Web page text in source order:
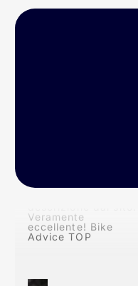
descrizione dal sito!
eccellente! Bike
Advice TOP